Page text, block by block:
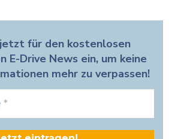
für den kostenlosen
E-Drive News ein, um keine
mehr zu verpassen!